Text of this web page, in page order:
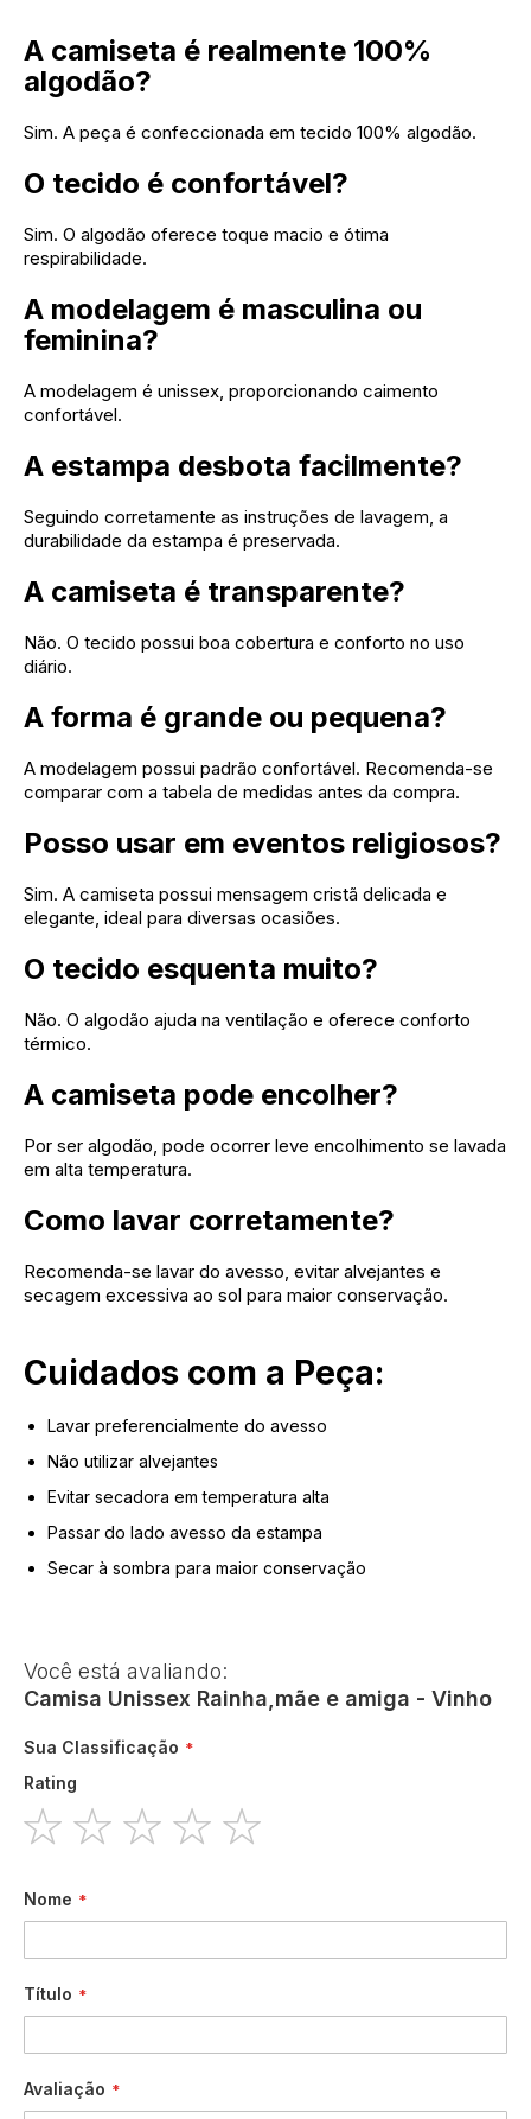
A camiseta é realmente 100%
algodão?
Sim. A peça é confeccionada em tecido 100% algodão.
O tecido é confortável?
Sim. O algodão oferece toque macio e ótima
respirabilidade.
A modelagem é masculina ou
feminina?
A modelagem é unissex, proporcionando caimento
confortável.
A estampa desbota facilmente?
Seguindo corretamente as instruções de lavagem, a
durabilidade da estampa é preservada.
A camiseta é transparente?
Não. O tecido possui boa cobertura e conforto no uso
diário.
A forma é grande ou pequena?
A modelagem possui padrão confortável. Recomenda-se
comparar com a tabela de medidas antes da compra.
Posso usar em eventos religiosos?
Sim. A camiseta possui mensagem cristã delicada e
elegante, ideal para diversas ocasiões.
O tecido esquenta muito?
Não. O algodão ajuda na ventilação e oferece conforto
térmico.
A camiseta pode encolher?
Por ser algodão, pode ocorrer leve encolhimento se lavada
em alta temperatura.
Como lavar corretamente?
Recomenda-se lavar do avesso, evitar alvejantes e
secagem excessiva ao sol para maior conservação.
Cuidados com a Peça:
Lavar preferencialmente do avesso
Não utilizar alvejantes
Evitar secadora em temperatura alta
Passar do lado avesso da estampa
Secar à sombra para maior conservação
Você está avaliando:
Camisa Unissex Rainha,mãe e amiga - Vinho
Sua Classificação
Rating
Nome
Título
Avaliação